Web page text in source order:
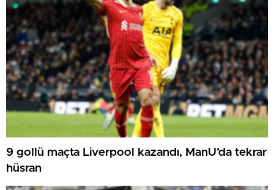
9 gollü maçta Liverpool kazandı, ManU’da tekrar
hüsran